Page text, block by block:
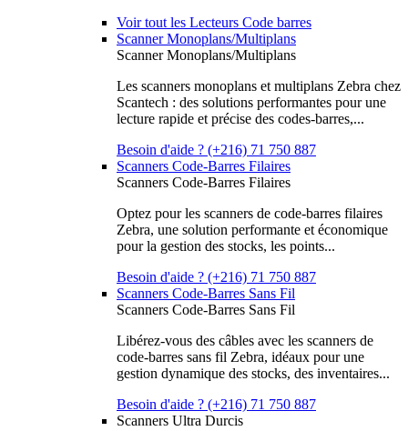
Voir tout les Lecteurs Code barres
Scanner Monoplans/Multiplans
Scanner Monoplans/Multiplans
Les scanners monoplans et multiplans Zebra chez
Scantech : des solutions performantes pour une
lecture rapide et précise des codes-barres,...
Besoin d'aide ? (+216) 71 750 887
Scanners Code-Barres Filaires
Scanners Code-Barres Filaires
Optez pour les scanners de code-barres filaires
Zebra, une solution performante et économique
pour la gestion des stocks, les points...
Besoin d'aide ? (+216) 71 750 887
Scanners Code-Barres Sans Fil
Scanners Code-Barres Sans Fil
Libérez-vous des câbles avec les scanners de
code-barres sans fil Zebra, idéaux pour une
gestion dynamique des stocks, des inventaires...
Besoin d'aide ? (+216) 71 750 887
Scanners Ultra Durcis